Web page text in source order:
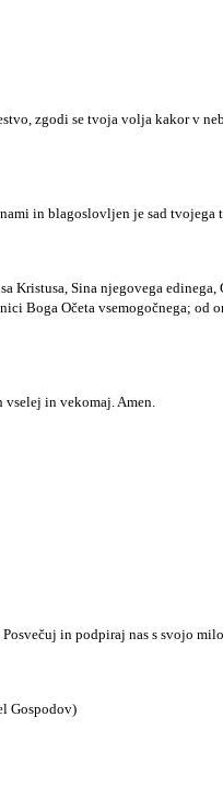
zgodi se tvoja volja kakor v
in blagoslovljen je sad
Kristusa, Sina njegovega
Boga Očeta vsemogočnega;
in vekomaj. Amen.
in podpiraj nas s svojo
Gospodov)